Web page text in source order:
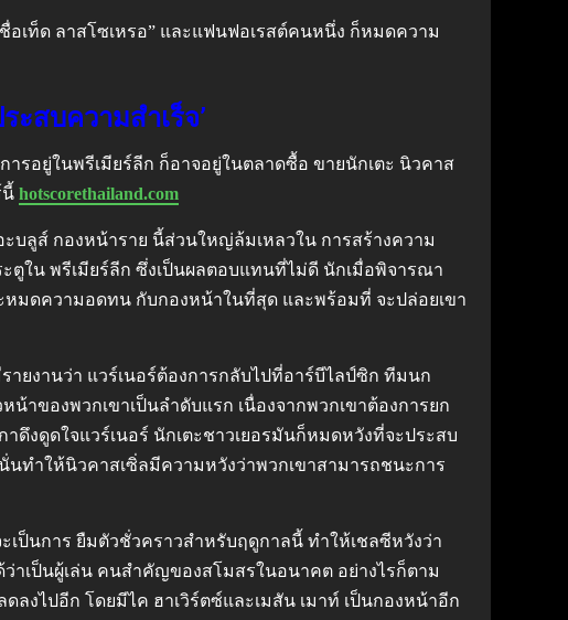
เท็ด ลาสโซเหรอ” และแฟนฟอเรสต์คนหนึ่ง ก็หมดความ
ะสบความสำเร็จ’
รอยู่ในพรีเมียร์ลีก ก็อาจอยู่ในตลาดซื้อ ขายนักเตะ นิวคาส
นี้ hotscorethailand.com
บลูส์ กองหน้าราย นี้ส่วนใหญ่ล้มเหลวใน การสร้างความ
ตูใน พรีเมียร์ลีก ซึ่งเป็นผลตอบแทนที่ไม่ดี นักเมื่อพิจารณา
ะหมดความอดทน กับกองหน้าในที่สุด และพร้อมที่ จะปล่อยเขา
ายงานว่า แวร์เนอร์ต้องการกลับไปที่อาร์บีไลป์ซิก ทีมนก
าของพวกเขาเป็นลำดับแรก เนื่องจากพวกเขาต้องการยก
ดึงดูดใจแวร์เนอร์ นักเตะชาวเยอรมันก็หมดหวังที่จะประสบ
ทำให้นิวคาสเซิ่ลมีความหวังว่าพวกเขาสามารถชนะการ
ป็นการ ยืมตัวชั่วคราวสำหรับฤดูกาลนี้ ทำให้เชลซีหวังว่า
าเป็นผู้เล่น คนสำคัญของสโมสรในอนาคต อย่างไรก็ตาม
ลงไปอีก โดยมีไค ฮาเวิร์ตซ์และเมสัน เมาท์ เป็นกองหน้าอีก